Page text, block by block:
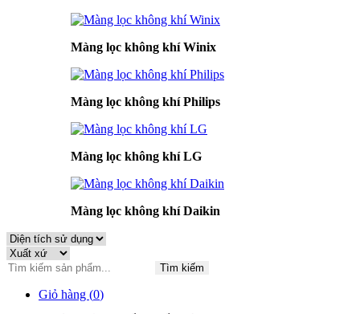
Màng lọc không khí Winix
Màng lọc không khí Philips
Màng lọc không khí LG
Màng lọc không khí Daikin
Tìm kiếm
Giỏ hàng (0)